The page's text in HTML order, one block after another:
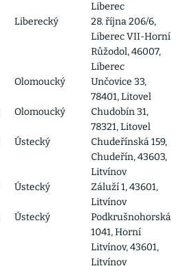
Liberec
Liberecký
28. října 206/6,
Liberec VII-Horní
Růžodol, 46007,
Liberec
Olomoucký
Unčovice 33,
78401, Litovel
Olomoucký
Chudobín 31,
78321, Litovel
Ústecký
Chudeřínská 159,
Chudeřín, 43603,
Litvínov
Ústecký
Záluží 1, 43601,
Litvínov
Ústecký
Podkrušnohorská
1041, Horní
Litvínov, 43601,
Litvínov